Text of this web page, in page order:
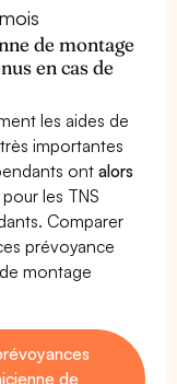
de montage
en cas de
les aides de
importantes
ontalors
pour les TNS
Comparer
prévoyance
montage
de